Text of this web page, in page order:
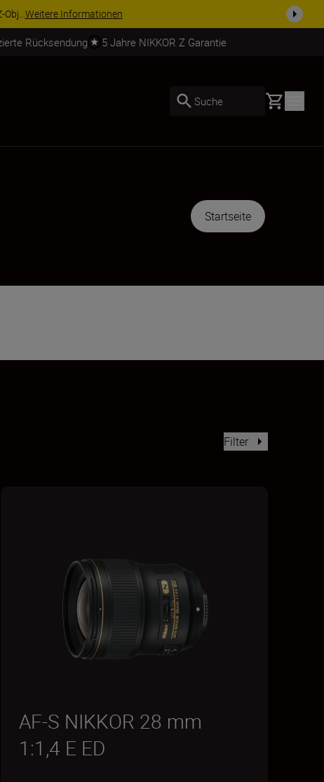
Ausrüstu...Jetzt einkaufen
Rücksendung 5 Jahre NIKKOR Z Garantie
Suche Basket
Startseite
Filter
AF-S NIKKOR 28 mm
1:1,4 E ED